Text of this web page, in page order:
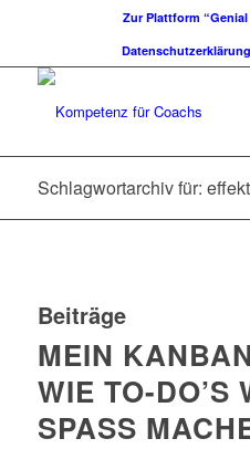
Zur Plattform “Genial
Datenschutzerklärung
Schlagwortarchiv für:
Beiträge
MEIN
WIE TO-DO’S
SPASS